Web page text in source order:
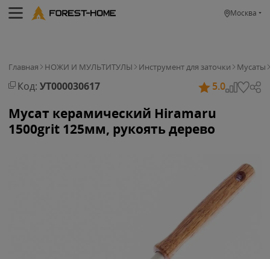
Москва
Главная НОЖИ И МУЛЬТИТУЛЫ Инструмент для заточки Мусаты
Код: УТ000030617 5.0
Мусат керамический Hiramaru
1500grit 125мм, рукоять дерево